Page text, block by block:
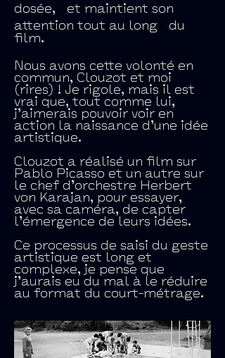
dosée, et maintient son
attention tout au long du
film.
Nous avons cette volonté en
commun, Clouzot et moi
(rires) ! Je rigole, mais il est
vrai que, tout comme lui,
j’aimerais pouvoir voir en
action la naissance d’une idée
artistique.
Clouzot a réalisé un film sur
Pablo Picasso et un autre sur
le chef d’orchestre Herbert
von Karajan, pour essayer,
avec sa caméra, de capter
l’émergence de leurs idées.
Ce processus de saisi du geste
artistique est long et
complexe, je pense que
j’aurais eu du mal à le réduire
au format du court-métrage.